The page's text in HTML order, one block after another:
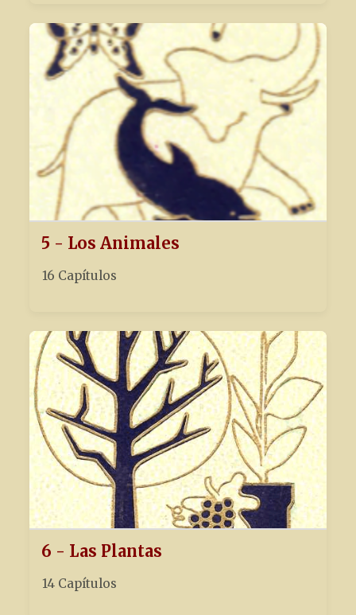
5 - Los Animales
16 Capítulos
6 - Las Plantas
14 Capítulos